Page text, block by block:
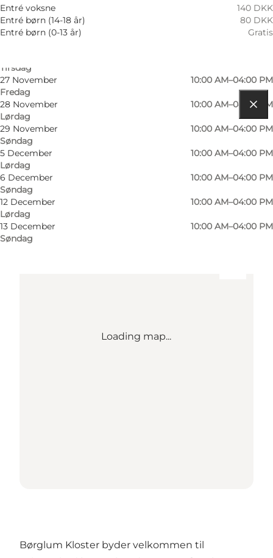
21 November
Lørdag
10:00 AM–04:00 PM
22 November
10:00 AM–04:00 PM
Tirsdag
27 November
Fredag
10:00 AM–04:00 PM
28 November
Lørdag
10:00 AM–04:00 PM
29 November
Søndag
10:00 AM–04:00 PM
5 December
Lørdag
10:00 AM–04:00 PM
6 December
Søndag
10:00 AM–04:00 PM
12 December
Lørdag
10:00 AM–04:00 PM
13 December
Søndag
10:00 AM–04:00 PM
Entré voksne
140 DKK
Entré børn (14-18 år)
80 DKK
Entré børn (0-13 år)
Gratis
Find vej
Loading map...
Børglum Kloster byder velkommen til